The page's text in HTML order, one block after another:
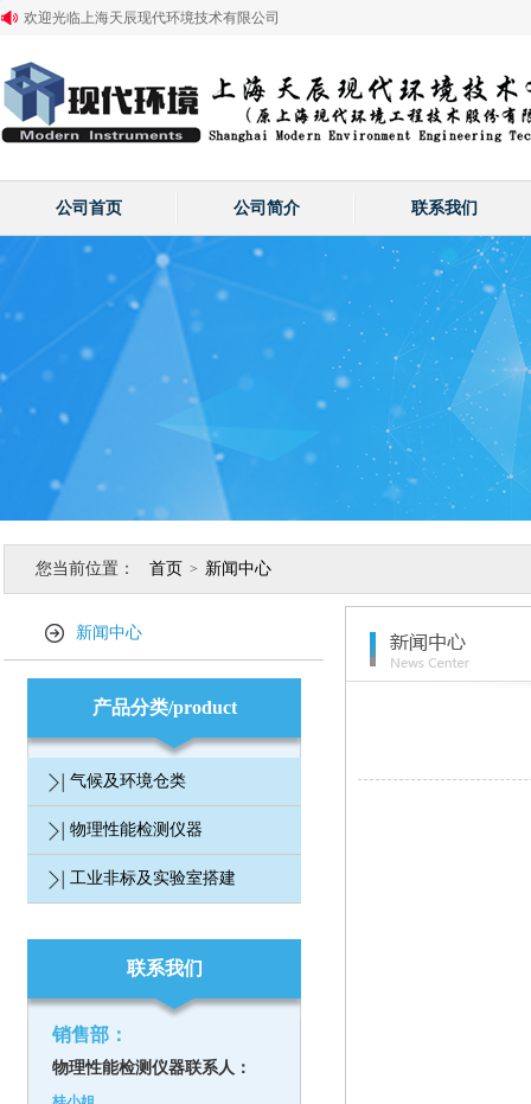
欢迎光临上海天辰现代环境技术有限公司
公司首页 公司简介 联系我们
您当前位置： 首页 > 新闻中心
新闻中心
产品分类/product
气候及环境仓类
物理性能检测仪器
工业非标及实验室搭建
联系我们
销售部：
物理性能检测仪器联系人：